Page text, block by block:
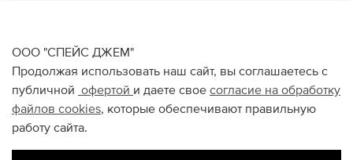
ООО "СПЕЙС ДЖЕМ"
Продолжая использовать наш сайт, вы соглашаетесь с
публичной офертой и даете свое согласие на обработку
файлов cookies, которые обеспечивают правильную
работу сайта.